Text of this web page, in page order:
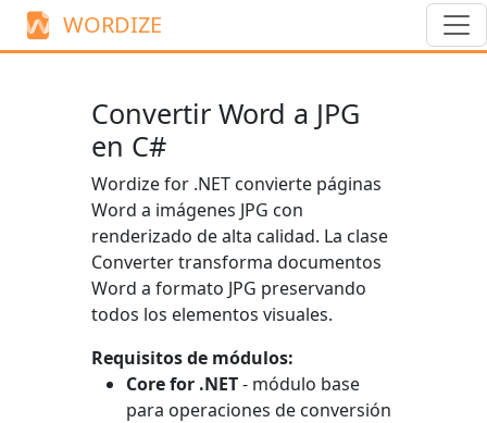
WORDIZE
Convertir Word a JPG
en C#
Wordize for .NET convierte páginas
Word a imágenes JPG con
renderizado de alta calidad. La clase
Convertertransforma documentos
Word a formato JPG preservando
todos los elementos visuales.
Requisitos de módulos:
Core for .NET- módulo base
para operaciones de conversión